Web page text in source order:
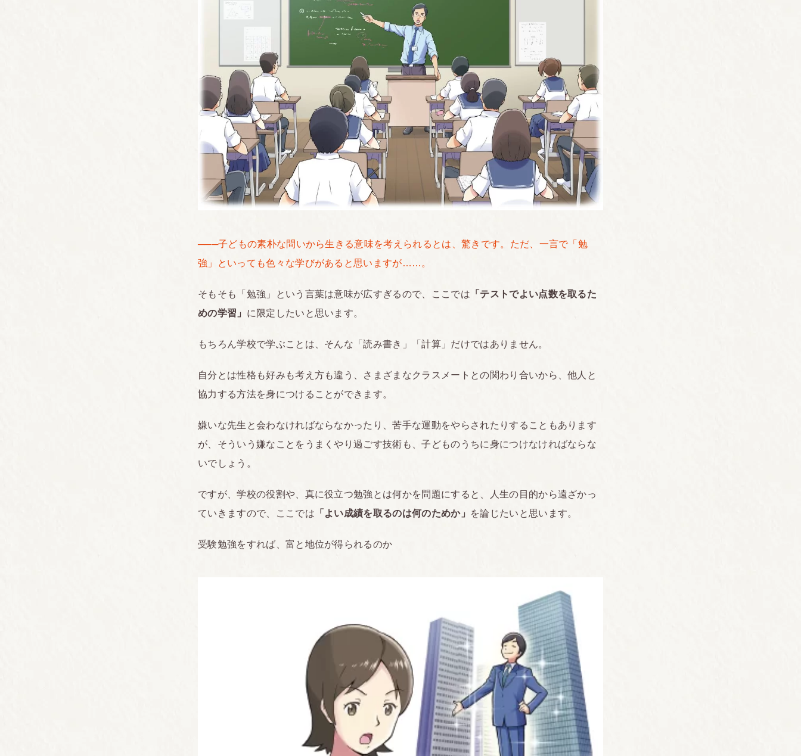
───子どもの素朴な問いから生きる意味を考えられるとは、驚きです。ただ、一言で「勉
強」といっても色々な学びがあると思いますが……。
そもそも「勉強」という言葉は意味が広すぎるので、ここでは 「テストでよい点数を取るた
めの学習」 に限定したいと思います。
もちろん学校で学ぶことは、そんな「読み書き」「計算」だけではありません。
自分とは性格も好みも考え方も違う、さまざまなクラスメートとの関わり合いから、他人と
協力する方法を身につけることができます。
嫌いな先生と会わなければならなかったり、苦手な運動をやらされたりすることもあります
が、そういう嫌なことをうまくやり過ごす技術も、子どものうちに身につけなければならな
いでしょう。
ですが、学校の役割や、真に役立つ勉強とは何かを問題にすると、人生の目的から遠ざかっ
ていきますので、ここでは 「よい成績を取るのは何のためか」 を論じたいと思います。
受験勉強をすれば、富と地位が得られるのか